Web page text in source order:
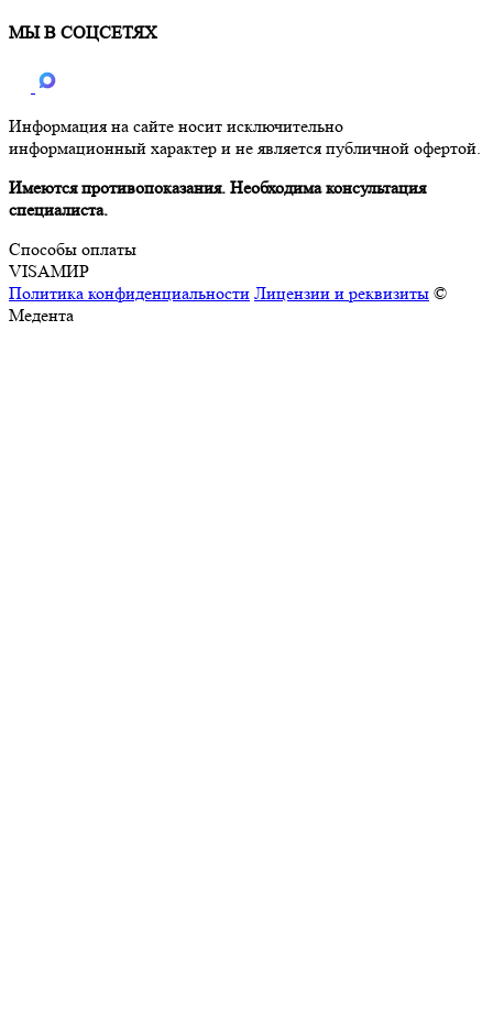
МЫ В СОЦСЕТЯХ
Информация на сайте носит исключительно
информационный характер и не является публичной офертой.
Имеются противопоказания. Необходима консультация
специалиста.
Способы оплаты
VISAМИР
Политика конфиденциальности Лицензии и реквизиты ©
Медента